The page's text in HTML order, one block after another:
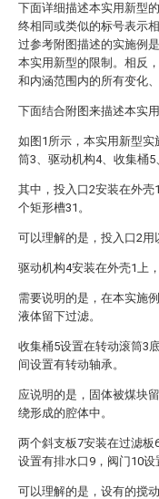
下面详细描述本实用新型
终相同或类似的标号表示
过参考附图描述的实施例
本实用新型的限制。相反
和内涵范围内的所有变化
下面结合附图来描述本实
如图1所示，本实用新型
筒3、驱动机构4、收集桶5
其中，投入口2安装在外
个矩形槽31。
可以理解的是，投入口2用
驱动机构4安装在外壳1上
需要说明的是，在本实施
液体留下过滤。
收集桶5设置在转动滚筒3
间设置有转动轴承。
应说明的是，固体被煤块
绕形成的腔体中。
两个斜支板7安装在过滤板
设置有排水口9，阀门10设
可以理解的是，设有的搅